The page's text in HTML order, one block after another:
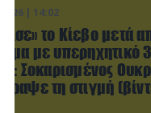
| 14:02
το Κίεβο μετά
με υπερηχητικό
Σοκαρισμένος
τη στιγμή